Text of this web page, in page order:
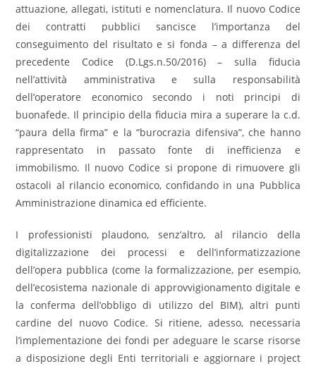
attuazione, allegati, istituti e nomenclatura. Il nuovo Codice
dei contratti pubblici sancisce l’importanza del
conseguimento del risultato e si fonda – a differenza del
precedente Codice (D.Lgs.n.50/2016) – sulla fiducia
nell’attività amministrativa e sulla responsabilità
dell’operatore economico secondo i noti principi di
buonafede. Il principio della fiducia mira a superare la c.d.
“paura della firma” e la “burocrazia difensiva”, che hanno
rappresentato in passato fonte di inefficienza e
immobilismo. Il nuovo Codice si propone di rimuovere gli
ostacoli al rilancio economico, confidando in una Pubblica
Amministrazione dinamica ed efficiente.
I professionisti plaudono, senz’altro, al rilancio della
digitalizzazione dei processi e dell’informatizzazione
dell’opera pubblica (come la formalizzazione, per esempio,
dell’ecosistema nazionale di approvvigionamento digitale e
la conferma dell’obbligo di utilizzo del BIM), altri punti
cardine del nuovo Codice. Si ritiene, adesso, necessaria
l’implementazione dei fondi per adeguare le scarse risorse
a disposizione degli Enti territoriali e aggiornare i project